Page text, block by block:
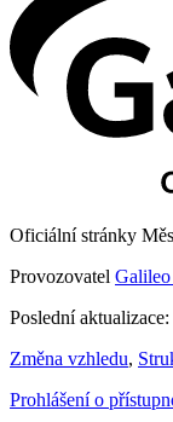
Oficiální stránky
Provozovatel
Poslední
Změna vzhledu,
Prohlášení o